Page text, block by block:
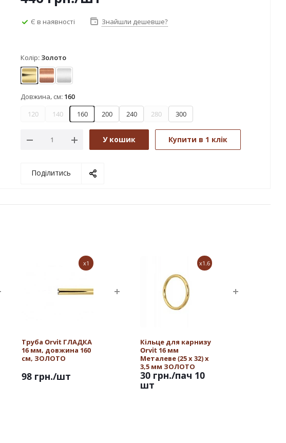
Є в наявності Знайшли дешевше?
Колір: Золото
ЗолотоМідьСатин
Довжина, см: 160
120
140 160 200 240 280 300
У кошик Купити в 1 клік
Поділитись
x1
Труба Orvit ГЛАДКА
16 мм, довжина 160
см, ЗОЛОТО
98 грн./шт
x1.6
Кільце для карнизу
Orvit 16 мм
Металеве (25 х 32) х
3,5 мм ЗОЛОТО
30 грн./пач 10
шт